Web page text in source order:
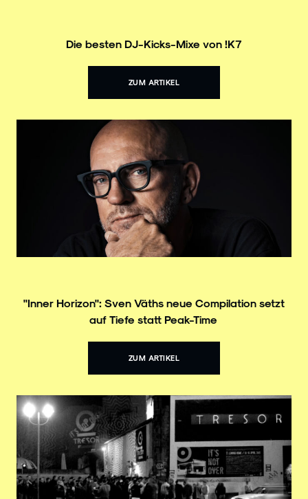
Die besten DJ-Kicks-Mixe von !K7
ZUM ARTIKEL
"Inner Horizon": Sven Väths neue Compilation setzt
auf Tiefe statt Peak-Time
ZUM ARTIKEL